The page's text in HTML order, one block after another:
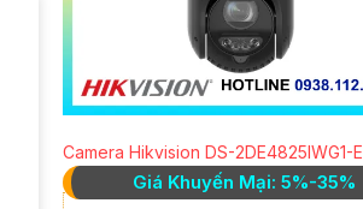
Camera Hikvision DS-2DE4825IWG1-E
Giá Khuyến Mại: 5%-35%